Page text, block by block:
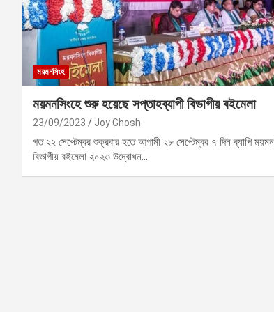
ময়মনসিংহ
ময়মনসিংহে শুরু হয়েছে সপ্তাহব্যাপী বিভাগীয় বইমেলা
23/09/2023 Joy Ghosh
গত ২২ সেপ্টেম্বর শুক্রবার হতে আগামী ২৮ সেপ্টেম্বর ৭ দিন ব্যাপি
বিভাগীয় বইমেলা ২০২৩ উদ্বোধন…